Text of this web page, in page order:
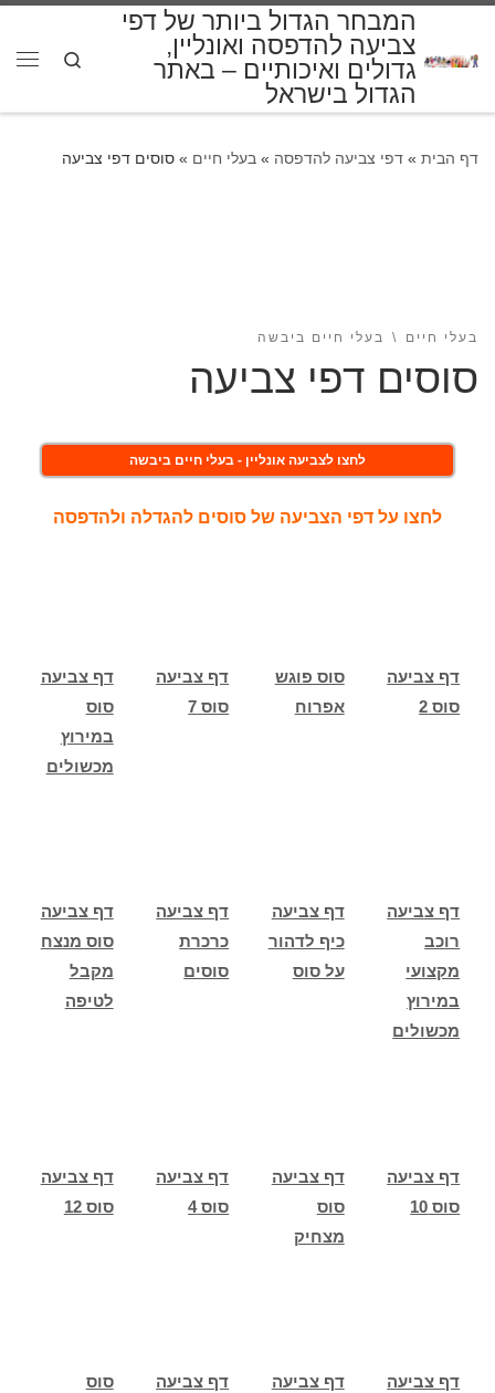
המבחר הגדול ביותר של דפי
צביעה להדפסה ואונליין,
גדולים ואיכותיים – באתר
הגדול בישראל
Search
דף הבית » דפי צביעה להדפסה » בעלי חיים » סוסים דפי צביעה
בעלי חיים בעלי חיים ביבשה
סוסים דפי צביעה
לחצו לצביעה אונליין - בעלי חיים ביבשה
לחצו על דפי הצביעה של סוסים להגדלה ולהדפסה
דף צביעה
סוס
במירוץ
מכשולים
דף צביעה
סוס 7
סוס פוגש
אפרוח
דף צביעה
סוס 2
דף צביעה
סוס מנצח
מקבל
לטיפה
דף צביעה
כרכרת
סוסים
דף צביעה
כיף לדהור
על סוס
דף צביעה
רוכב
מקצועי
במירוץ
מכשולים
דף צביעה
סוס 12
דף צביעה
סוס 4
דף צביעה
סוס
מצחיק
דף צביעה
סוס 10
סוס
דף צביעה
דף צביעה
דף צביעה